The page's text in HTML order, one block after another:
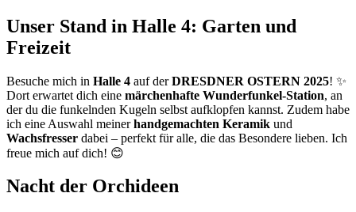
Unser Stand in Halle 4: Garten und
Freizeit
Besuche mich in Halle 4 auf derDRESDNER OSTERN 2025! ✨
Dort erwartet dich eine märchenhafte Wunderfunkel-Station, an
der du die funkelnden Kugeln selbst aufklopfen kannst. Zudem habe
ich eine Auswahl meinerhandgemachten Keramik und
Wachsfresser dabei – perfekt für alle, die das Besondere lieben. Ich
freue mich auf dich! 😊
Nacht der Orchideen